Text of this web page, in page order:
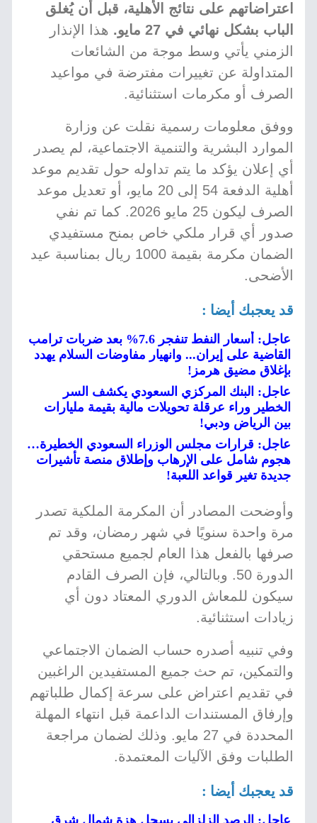
اعتراضاتهم على نتائج الأهلية، قبل أن يُغلق
الباب بشكل نهائي في 27 مايو.
هذا الإنذار
الزمني يأتي وسط موجة من الشائعات
المتداولة عن تغييرات مفترضة في مواعيد
الصرف أو مكرمات استثنائية.
ووفق معلومات رسمية نقلت عن وزارة
الموارد البشرية والتنمية الاجتماعية، لم يصدر
أي إعلان يؤكد ما يتم تداوله حول تقديم موعد
أهلية الدفعة 54 إلى 20 مايو، أو تعديل موعد
الصرف ليكون 25 مايو 2026. كما تم نفي
صدور أي قرار ملكي خاص بمنح مستفيدي
الضمان مكرمة بقيمة 1000 ريال بمناسبة عيد
الأضحى.
قد يعجبك أيضا :
عاجل: أسعار النفط تنفجر 7.6% بعد ضربات ترامب
القاضية على إيران... وانهيار مفاوضات السلام يهدد
بإغلاق مضيق هرمز!
عاجل: البنك المركزي السعودي يكشف السر
الخطير وراء عرقلة تحويلات مالية بقيمة مليارات
بين الرياض ودبي!
عاجل: قرارات مجلس الوزراء السعودي الخطيرة…
هجوم شامل على الإرهاب وإطلاق منصة تأشيرات
جديدة تغير قواعد اللعبة!
وأوضحت المصادر أن المكرمة الملكية تصدر
مرة واحدة سنويًا في شهر رمضان، وقد تم
صرفها بالفعل هذا العام لجميع مستحقي
الدورة 50. وبالتالي، فإن الصرف القادم
سيكون للمعاش الدوري المعتاد دون أي
زيادات استثنائية.
وفي تنبيه أصدره حساب الضمان الاجتماعي
والتمكين، تم حث جميع المستفيدين الراغبين
في تقديم اعتراض على سرعة إكمال طلباتهم
وإرفاق المستندات الداعمة قبل انتهاء المهلة
المحددة في 27 مايو. وذلك لضمان مراجعة
الطلبات وفق الآليات المعتمدة.
قد يعجبك أيضا :